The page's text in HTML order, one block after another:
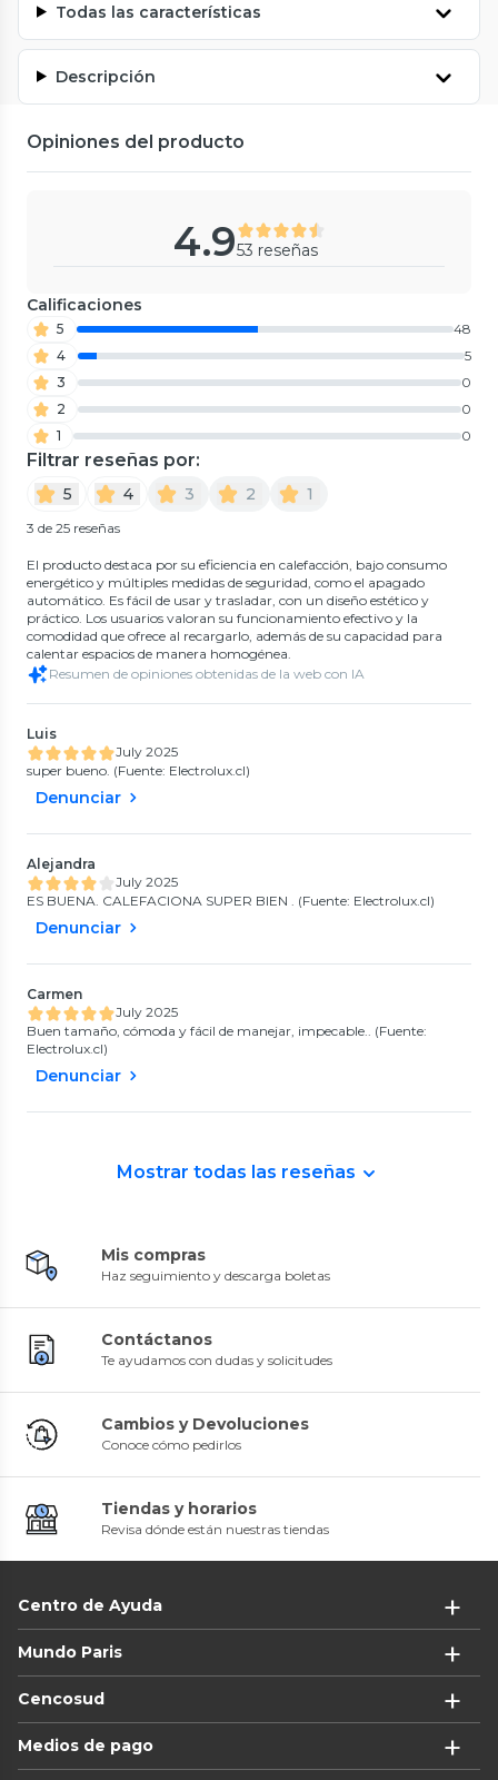
Todas las características
Descripción
Opiniones del producto
4.953 reseñas
Calificaciones
5
48
4
5
3
0
2
0
1
0
Filtrar reseñas por:
5 4 3 2 1
3 de 25 reseñas
El producto destaca por su eficiencia en calefacción, bajo consumo
energético y múltiples medidas de seguridad, como el apagado
automático. Es fácil de usar y trasladar, con un diseño estético y
práctico. Los usuarios valoran su funcionamiento efectivo y la
comodidad que ofrece al recargarlo, además de su capacidad para
calentar espacios de manera homogénea.
Resumen de opiniones obtenidas de la web con IA
Luis
July 2025
super bueno. (Fuente: Electrolux.cl)
Denunciar
Alejandra
July 2025
ES BUENA. CALEFACIONA SUPER BIEN . (Fuente: Electrolux.cl)
Denunciar
Carmen
July 2025
Buen tamaño, cómoda y fácil de manejar, impecable.. (Fuente:
Electrolux.cl)
Denunciar
Mostrar todas las reseñas
Mis compras
Haz seguimiento y descarga boletas
Contáctanos
Te ayudamos con dudas y solicitudes
Cambios y Devoluciones
Conoce cómo pedirlos
Tiendas y horarios
Revisa dónde están nuestras tiendas
Centro de Ayuda
Mundo Paris
Cencosud
Medios de pago